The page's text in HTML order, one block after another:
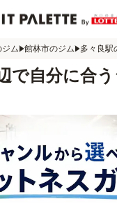
ム 館林市のジム 多々良駅
で自分に合